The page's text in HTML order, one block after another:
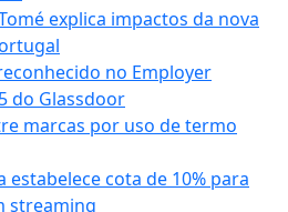
explica impactos da nova
no Employer
do Glassdoor
marcas por uso de termo
estabelece cota de 10% para
streaming